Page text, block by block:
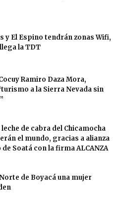
y El Espino tendrán zonas Wifi,
la TDT
Ramiro Daza Mora,
a la Sierra Nevada sin
de cabra del Chicamocha
el mundo, gracias a alianza
Soatá con la firma ALCANZA
de Boyacá una mujer